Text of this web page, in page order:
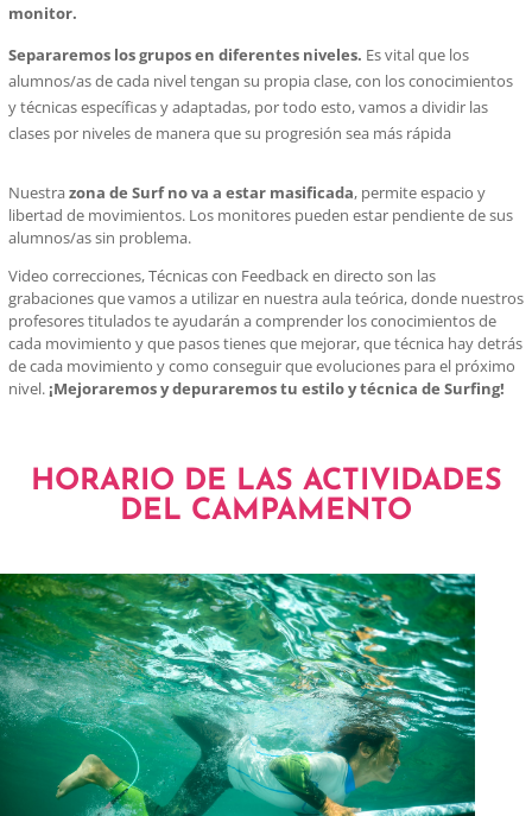
monitor.
Separaremos los grupos en diferentes niveles. Es vital que los
alumnos/as de cada nivel tengan su propia clase, con los conocimientos
y técnicas específicas y adaptadas, por todo esto, vamos a dividir las
clases por niveles de manera que su progresión sea más rápida
Nuestrazona de Surf no va a estar masificada, permite espacio y
libertad de movimientos. Los monitores pueden estar pendiente de sus
alumnos/as sin problema.
Video correcciones, Técnicas con Feedback en directo son las
grabaciones que vamos a utilizar en nuestra aula teórica, donde nuestros
profesores titulados te ayudarán a comprender los conocimientos de
cada movimiento y que pasos tienes que mejorar, que técnica hay detrás
de cada movimiento y como conseguir que evoluciones para el próximo
nivel. ¡Mejoraremos y depuraremos tu estilo y técnica de Surfing!
HORARIO DE LAS ACTIVIDADES
DEL CAMPAMENTO